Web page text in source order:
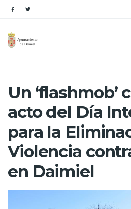
Un ‘flashmob’
acto del Día
para la
Violencia
en Daimiel